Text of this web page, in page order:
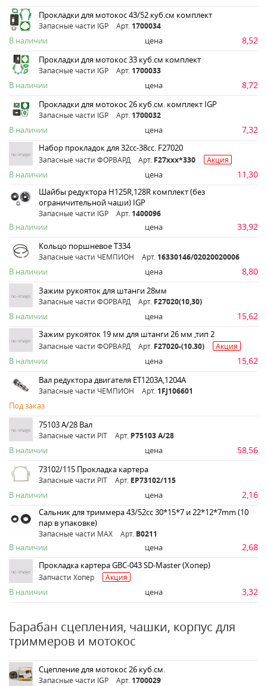
Прокладки для мотокос 43/52 куб.см комплект
Запасные части IGP Арт. 1700034
В наличии цена 8,52
Прокладки для мотокос 33 куб.см комплект
Запасные части IGP Арт. 1700033
В наличии цена 8,72
Прокладки для мотокос 26 куб.см. комплект IGP
Запасные части IGP Арт. 1700032
В наличии цена 7,32
Набор прокладок для 32сс-38сс. F27020
Запасные части ФОРВАРД Арт. F27ххх*330 Акция
В наличии цена 11,30
Шайбы редуктора Н125R,128R комплект (без
ограничительной чаши) IGP
Запасные части IGP Арт. 1400096
В наличии цена 33,92
Кольцо поршневое Т334
Запасные части ЧЕМПИОН Арт. 16330146/02020020006
В наличии цена 8,80
Зажим рукояток для штанги 28мм
Запасные части ФОРВАРД Арт. F27020(10,30)
В наличии цена 15,62
Зажим рукояток 19 мм для штанги 26 мм ,тип 2
Запасные части ФОРВАРД Арт. F27020-(10.30) Акция
В наличии цена 15,62
Вал редуктора двигателя ЕТ1203А,1204А
Запасные части ЧЕМПИОН Арт. 1FJ106601
Под заказ
75103 А/28 Вал
Запасные части PIT Арт. Р75103 А/28
В наличии цена 58,56
73102/115 Прокладка картера
Запасные части PIT Арт. ЕР73102/115
В наличии цена 2,16
Сальник для триммера 43/52сс 30*15*7 и 22*12*7mm (10
пар в упаковке)
Запасные части MAX Арт. B0211
В наличии цена 2,68
Прокладка картера GBC-043 SD-Master (Хопер)
Запчасти Хопер Акция
В наличии цена 3,32
Барабан сцепления, чашки, корпус для
триммеров и мотокос
Сцепление для мотокос 26 куб.см.
Запасные части IGP Арт. 1700029